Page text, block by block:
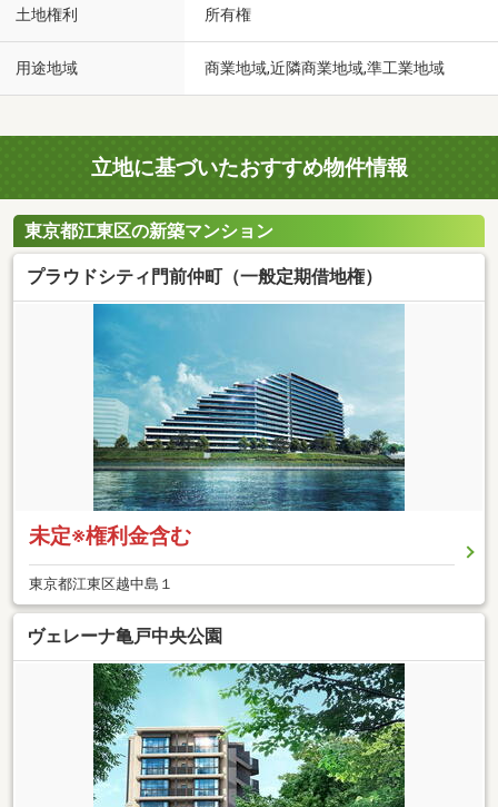
土地権利 所有権
用途地域 商業地域,近隣商業地域,準工業地域
立地に基づいたおすすめ物件情報
東京都江東区の新築マンション
プラウドシティ門前仲町（一般定期借地権）
未定※権利金含む
東京都江東区越中島１
ヴェレーナ亀戸中央公園